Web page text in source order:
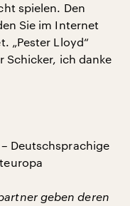
spielen. Den
Sie im Internet
„Pester Lloyd“
Schicker, ich danke
Deutschsprachige
geben deren